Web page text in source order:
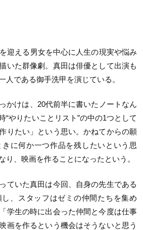
迎える男女を中心に人生の現実や悩み
いた群像劇。真田は俳優として出演も
人である御手洗甲を演じている。
かけは、 20代前半に書いたノートなん
“やりたいことリスト”の中の1つとして
りたい」という思い。かねてからの願
に何か一つ作品を残したいという思
り、映画を作ることになったという。
ていた真田は今回、自身の先生である
、スタッフはゼミの仲間たちを集め
学生の時に出会った仲間と今度は仕事
画を作るという機会はそうないと思う